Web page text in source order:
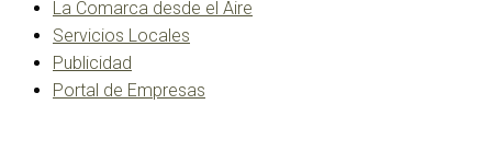
La Comarca desde el Aire
Servicios Locales
Publicidad
Portal de Empresas